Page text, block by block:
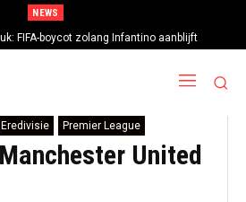
NEWS
FIFA-boycot zolang Infantino aanblijft
Eredivisie Premier League
United